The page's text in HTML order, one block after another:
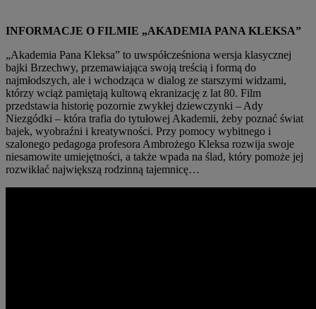
INFORMACJE O FILMIE „AKADEMIA PANA KLEKSA”
„Akademia Pana Kleksa” to uwspółcześniona wersja klasycznej
bajki Brzechwy, przemawiająca swoją treścią i formą do
najmłodszych, ale i wchodząca w dialog ze starszymi widzami,
którzy wciąż pamiętają kultową ekranizację z lat 80. Film
przedstawia historię pozornie zwykłej dziewczynki – Ady
Niezgódki – która trafia do tytułowej Akademii, żeby poznać świat
bajek, wyobraźni i kreatywności. Przy pomocy wybitnego i
szalonego pedagoga profesora Ambrożego Kleksa rozwija swoje
niesamowite umiejętności, a także wpada na ślad, który pomoże jej
rozwikłać największą rodzinną tajemnicę…